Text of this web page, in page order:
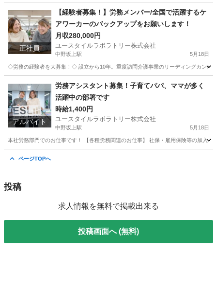
正社員
【経験者募集！】労務メンバー/全国で活躍するケ
アワーカーのバックアップをお願いします！
月収280,000円
ユースタイルラボラトリー株式会社
中野坂上駅 5月18日
◇労務の経験者を大募集！◇ 設立から10年。重度訪問介護事業のリーディングカンパ
中野坂上駅 人事 東京 中野区
中野坂上駅 人事 業務
アルバイト
労務アシスタント募集！子育てパパ、ママが多く
活躍中の部署です
時給1,400円
ユースタイルラボラトリー株式会社
中野坂上駅 5月18日
本社労務部門でのお仕事です！ 【各種労務関連のお仕事】 社保・雇用保険等の加入
ページTOPへ
投稿
求人情報を無料で掲載出来る
投稿画面へ (無料)